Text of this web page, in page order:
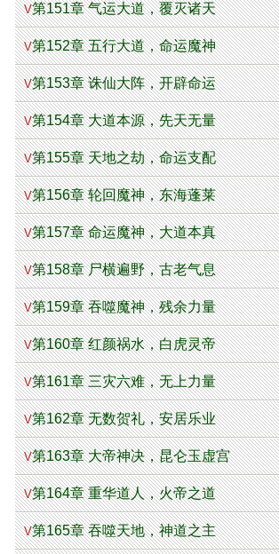
V第151章 气运大道，覆灭诸天
V第152章 五行大道，命运魔神
V第153章 诛仙大阵，开辟命运
V第154章 大道本源，先天无量
V第155章 天地之劫，命运支配
V第156章 轮回魔神，东海蓬莱
V第157章 命运魔神，大道本真
V第158章 尸横遍野，古老气息
V第159章 吞噬魔神，残余力量
V第160章 红颜祸水，白虎灵帝
V第161章 三灾六难，无上力量
V第162章 无数贺礼，安居乐业
V第163章 大帝神决，昆仑玉虚宫
V第164章 重华道人，火帝之道
V第165章 吞噬天地，神道之主